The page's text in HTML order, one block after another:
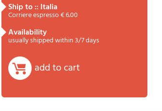
Summary
ship to :: Italia
Corriere espresso € 6.00
availability
usually shipped within 3/7 days
add to cart